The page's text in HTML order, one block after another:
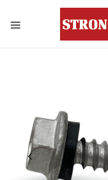
จาะเสียบเหล็ก
บไม่เจาะนำปลายสว่าน
คอนกรีต
หะสำหรับงานโครงสร้างเหล็ก
เสริมสำหรับหลังคา
คมีสำหรับงานเจาะเสียบเหล็ก